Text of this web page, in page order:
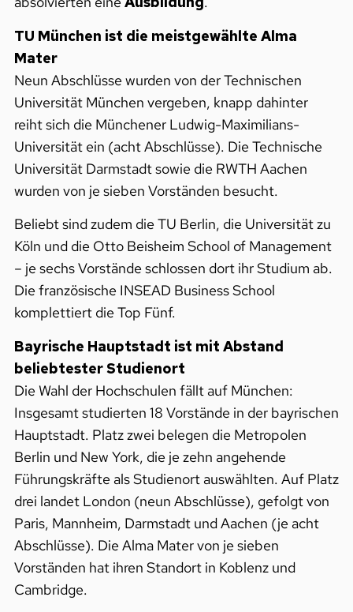
TU München ist die meistgewählte Alma
Mater
Neun Abschlüsse wurden von der Technischen
Universität München vergeben, knapp dahinter
reiht sich die Münchener Ludwig-Maximilians-
Universität ein (acht Abschlüsse). Die Technische
Universität Darmstadt sowie die RWTH Aachen
wurden von je sieben Vorständen besucht.
Beliebt sind zudem die TU Berlin, die Universität zu
Köln und die Otto Beisheim School of Management
– je sechs Vorstände schlossen dort ihr Studium ab.
Die französische INSEAD Business School
komplettiert die Top Fünf.
Bayrische Hauptstadt ist mit Abstand
beliebtester Studienort
Die Wahl der Hochschulen fällt auf München:
Insgesamt studierten 18 Vorstände in der bayrischen
Hauptstadt. Platz zwei belegen die Metropolen
Berlin und New York, die je zehn angehende
Führungskräfte als Studienort auswählten. Auf Platz
drei landet London (neun Abschlüsse), gefolgt von
Paris, Mannheim, Darmstadt und Aachen (je acht
Abschlüsse). Die Alma Mater von je sieben
Vorständen hat ihren Standort in Koblenz und
Cambridge.